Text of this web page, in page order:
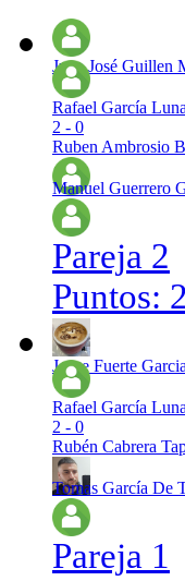
Juan José Guillen
Rafael García Luna
2 - 0
Ruben Ambrosio
Manuel Guerrero
Pareja 2
Puntos:
Jorge Fuerte Garcia
Rafael García Luna
2 - 0
Rubén Cabrera
Tomas García De
Pareja 1